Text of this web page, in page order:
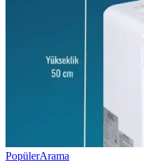
PopülerArama